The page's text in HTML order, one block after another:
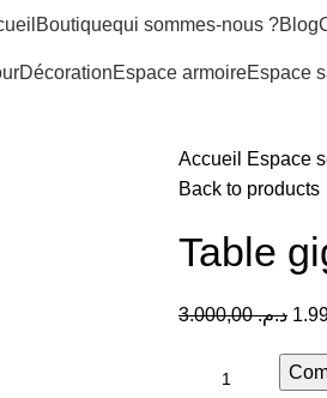
Boutiquequi sommes-nous ?Blog
DécorationEspace armoireEspace
Accueil Espace
Back to products
Table
د.م.3.000,00
Le